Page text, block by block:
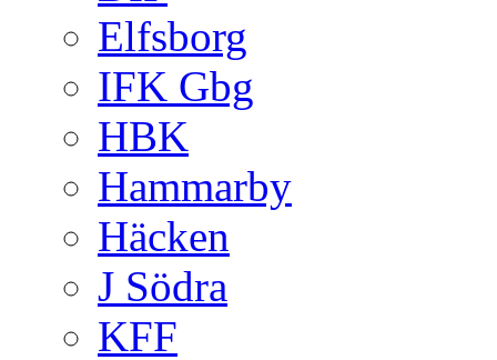
Elfsborg
IFK Gbg
HBK
Hammarby
Häcken
J Södra
KFF